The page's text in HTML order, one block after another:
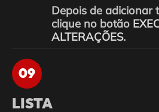
Depois de adicionar
clique no botão
ALTERAÇÕES.
09
LISTA